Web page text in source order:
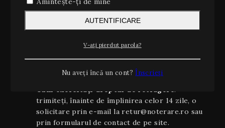
2. Dreptul de retragere (14 zile)
Conform OUG 34/2014 și Directivei UE 2011/83/UE
retrageți din contract, fără a invoca un motiv, în
termen de 14 zile calendaristice de la data primirii
Cum exercitați dreptul de retragere:
trimiteți, înainte de împlinirea celor 14 zile, o
solicitare prin e-mail la retur@noterare.ro sau
prin formularul de contact de pe site.
AUTENTIFICARE
V-ați pierdut parola?
Nu aveți încă un cont? Înscrieți